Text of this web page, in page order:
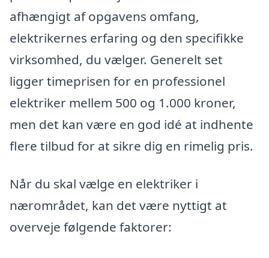
afhængigt af opgavens omfang,
elektrikernes erfaring og den specifikke
virksomhed, du vælger. Generelt set
ligger timeprisen for en professionel
elektriker mellem 500 og 1.000 kroner,
men det kan være en god idé at indhente
flere tilbud for at sikre dig en rimelig pris.
Når du skal vælge en elektriker i
nærområdet, kan det være nyttigt at
overveje følgende faktorer: